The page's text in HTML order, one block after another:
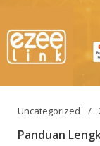
Uncategorized
Panduan